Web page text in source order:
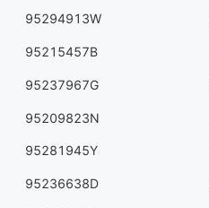
95294913W
95215457B
95237967G
95209823N
95281945Y
95236638D